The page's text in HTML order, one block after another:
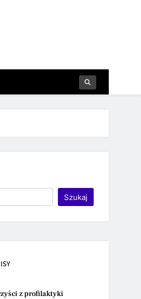
Szukaj
z profilaktyki